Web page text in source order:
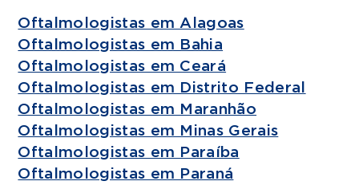
Oftalmologistas em Alagoas
Oftalmologistas em Bahia
Oftalmologistas em Ceará
Oftalmologistas em Distrito Federal
Oftalmologistas em Maranhão
Oftalmologistas em Minas Gerais
Oftalmologistas em Paraíba
Oftalmologistas em Paraná